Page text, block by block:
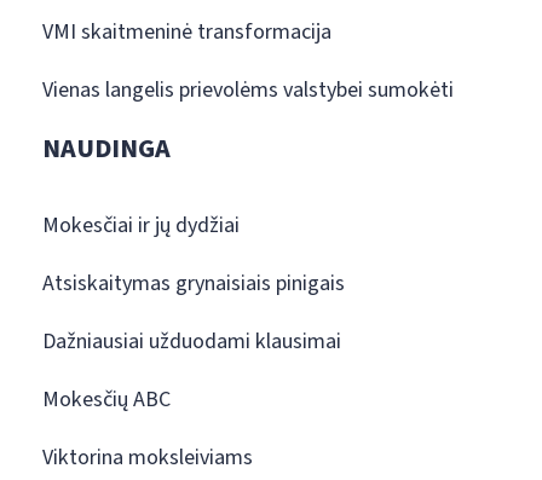
VMI skaitmeninė transformacija
Vienas langelis prievolėms valstybei sumokėti
NAUDINGA
Mokesčiai ir jų dydžiai
Atsiskaitymas grynaisiais pinigais
Dažniausiai užduodami klausimai
Mokesčių ABC
Viktorina moksleiviams